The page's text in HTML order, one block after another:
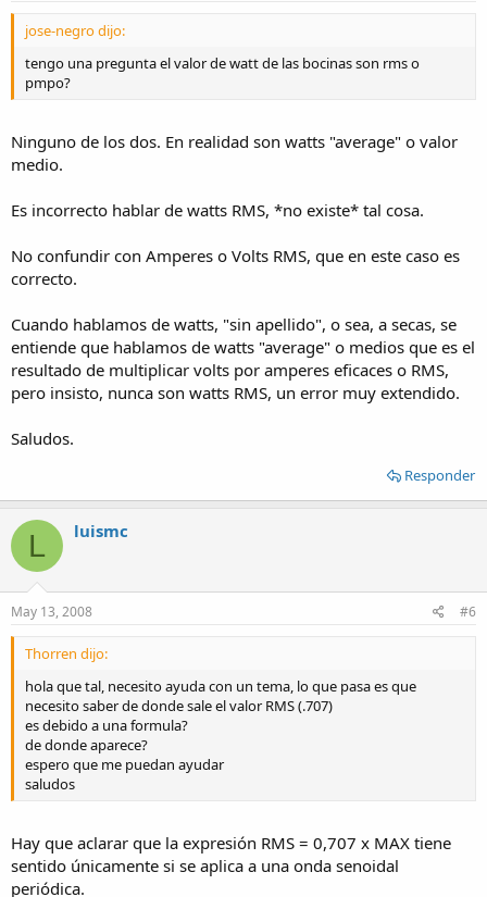
jose-negro dijo:
tengo una pregunta el valor de watt de las bocinas son rms o
pmpo?
Ninguno de los dos. En realidad son watts "average" o valor
medio.
Es incorrecto hablar de watts RMS, *no existe* tal cosa.
No confundir con Amperes o Volts RMS, que en este caso es
correcto.
Cuando hablamos de watts, "sin apellido", o sea, a secas, se
entiende que hablamos de watts "average" o medios que es el
resultado de multiplicar volts por amperes eficaces o RMS,
pero insisto, nunca son watts RMS, un error muy extendido.
Saludos.
Responder
L luismc
May 13, 2008 #6
Thorren dijo:
hola que tal, necesito ayuda con un tema, lo que pasa es que
necesito saber de donde sale el valor RMS (.707)
es debido a una formula?
de donde aparece?
espero que me puedan ayudar
saludos
Hay que aclarar que la expresión RMS = 0,707 x MAX tiene
sentido únicamente si se aplica a una onda senoidal
periódica.